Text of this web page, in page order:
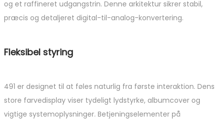
og et raffineret udgangstrin. Denne arkitektur sikrer stabil,
præcis og detaljeret digital-til-analog-konvertering.
Fleksibel styring
491 er designet til at føles naturlig fra første interaktion. Dens
store farvedisplay viser tydeligt lydstyrke, albumcover og
vigtige systemoplysninger. Betjeningselementer på